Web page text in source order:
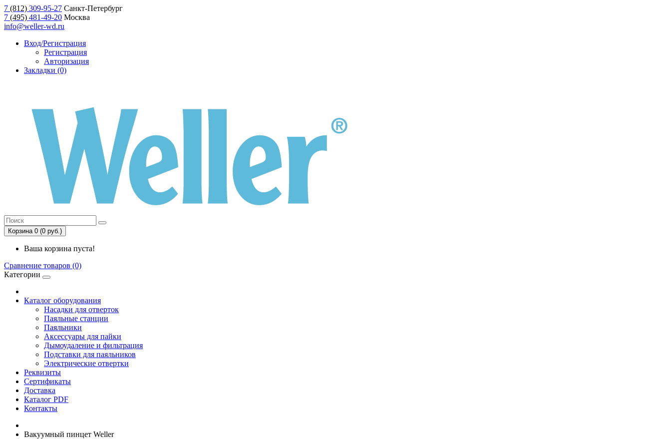
7 (812) 309-95-27 Санкт-Петербург
7 (495) 481-49-20 Москва
info@weller-wd.ru
Вход/Регистрация
Регистрация
Авторизация
Закладки (0)
Корзина 0 (0 руб.)
Ваша корзина пуста!
Сравнение товаров (0)
Категории
Каталог оборудования
Насадки для отверток
Паяльные станции
Паяльники
Аксессуары для пайки
Дымоудаление и фильтрация
Подставки для паяльников
Электрические отвертки
Реквизиты
Сертификаты
Доставка
Каталог PDF
Контакты
Вакуумный пинцет Weller